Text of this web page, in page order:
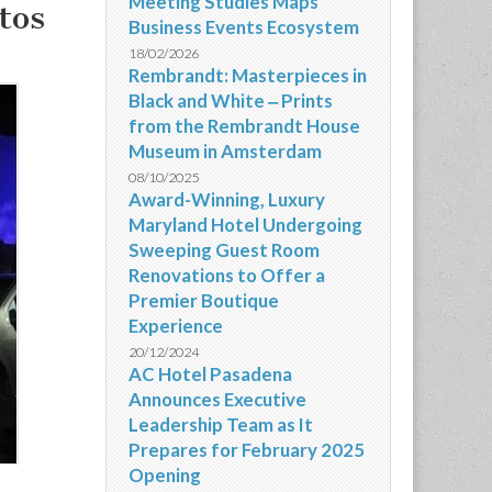
Business Events Ecosystem
18/02/2026
Rembrandt: Masterpieces in
Black and White ‒ Prints
from the Rembrandt House
Museum in Amsterdam
08/10/2025
Award-Winning, Luxury
Maryland Hotel Undergoing
Sweeping Guest Room
Renovations to Offer a
Premier Boutique
Experience
20/12/2024
AC Hotel Pasadena
Announces Executive
Leadership Team as It
Prepares for February 2025
Opening